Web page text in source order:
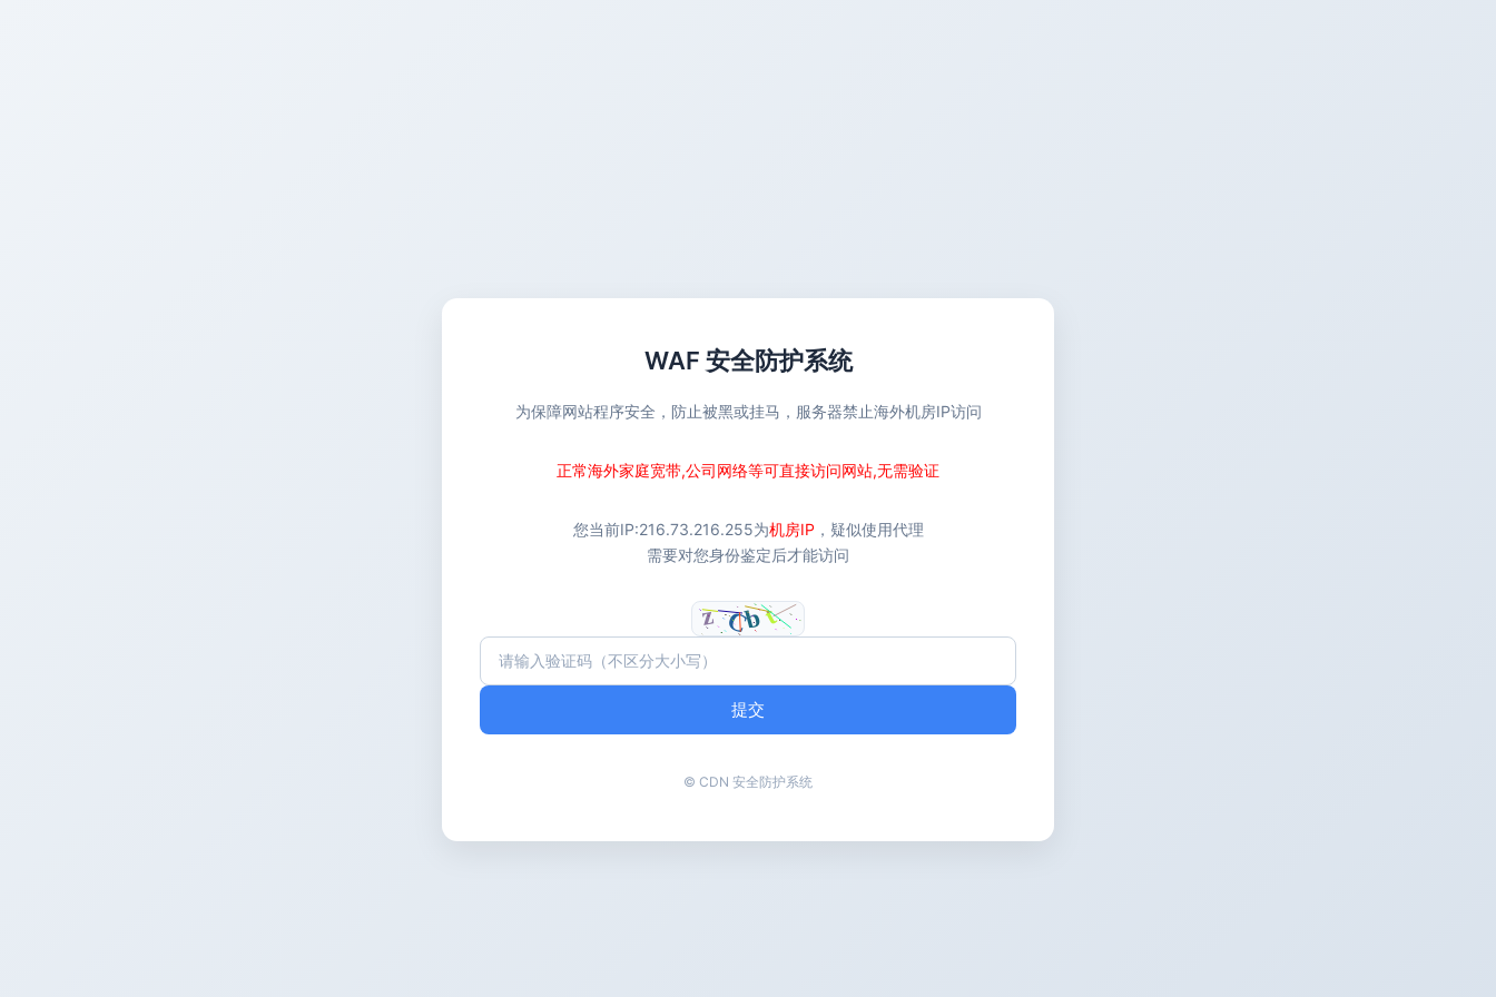
WAF 安全防护系统
为保障网站程序安全，防止被黑或挂马，服务器禁止海外机房IP访问
正常海外家庭宽带,公司网络等可直接访问网站,无需验证
您当前IP:216.73.216.255为机房IP ，疑似使用代理
需要对您身份鉴定后才能访问
提交
© CDN 安全防护系统